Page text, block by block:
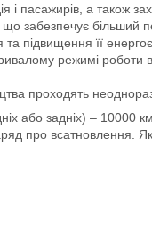
пасажирів, а також
забезпечує більший
підвищення її
режимі
проходять
або задніх) –
про всатновлення.